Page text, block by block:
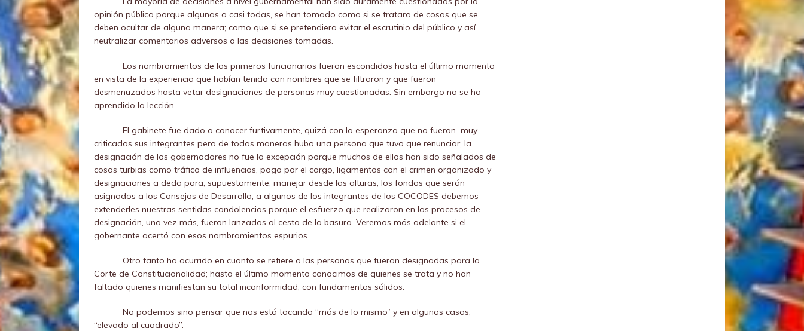
opinión pública porque algunas o casi todas, se han tomado como si se tratara de cosas que se
deben ocultar de alguna manera; como que si se pretendiera evitar el escrutinio del público y así
neutralizar comentarios adversos a las decisiones tomadas.
Los nombramientos de los primeros funcionarios fueron escondidos hasta el último momento
en vista de la experiencia que habían tenido con nombres que se filtraron y que fueron
desmenuzados hasta vetar designaciones de personas muy cuestionadas. Sin embargo no se ha
aprendido la lección .
El gabinete fue dado a conocer furtivamente, quizá con la esperanza que no fueran muy
criticados sus integrantes pero de todas maneras hubo una persona que tuvo que renunciar; la
designación de los gobernadores no fue la excepción porque muchos de ellos han sido señalados de
cosas turbias como tráfico de influencias, pago por el cargo, ligamentos con el crimen organizado y
designaciones a dedo para, supuestamente, manejar desde las alturas, los fondos que serán
asignados a los Consejos de Desarrollo; a algunos de los integrantes de los COCODES debemos
extenderles nuestras sentidas condolencias porque el esfuerzo que realizaron en los procesos de
designación, una vez más, fueron lanzados al cesto de la basura. Veremos más adelante si el
gobernante acertó con esos nombramientos espurios.
Otro tanto ha ocurrido en cuanto se refiere a las personas que fueron designadas para la
Corte de Constitucionalidad; hasta el último momento conocimos de quienes se trata y no han
faltado quienes manifiestan su total inconformidad, con fundamentos sólidos.
No podemos sino pensar que nos está tocando “más de lo mismo” y en algunos casos,
“elevado al cuadrado”.